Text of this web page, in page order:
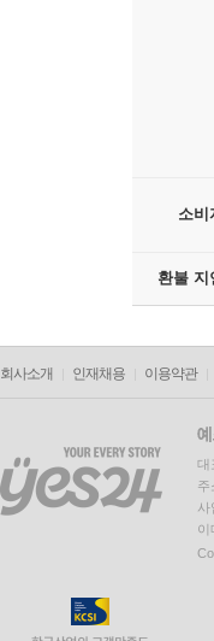
소비
환불 지
회사소개 인재채용 이용약관
대
주
사
이